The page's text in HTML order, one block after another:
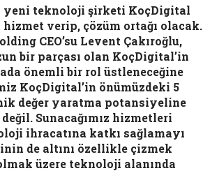
yeni teknoloji şirketi KoçDigital
verip, çözüm ortağı olacak.
CEO’su Levent Çakıroğlu,
bir parçası olan KoçDigital’in
önemli bir rol üstleneceğine
KoçDigital’in önümüzdeki 5
değer yaratma potansiyeline
Sunacağımız hizmetleri
ihracatına katkı sağlamayı
de altını özellikle çizmek
üzere teknoloji alanında